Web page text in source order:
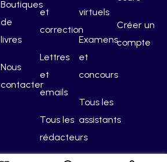
Boutiques
de
livres
Nous
contacter
et
correction
Lettres
et
emails
Tous les
rédacteurs
virtuels
Examens
et
concours
Tous les
assistants
Créer un
compte